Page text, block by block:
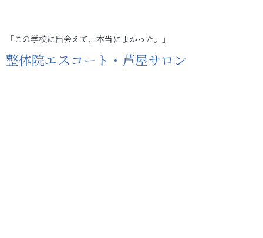
「この学校に出会えて、本当によかった。」
整体院エスコート・芦屋サロン